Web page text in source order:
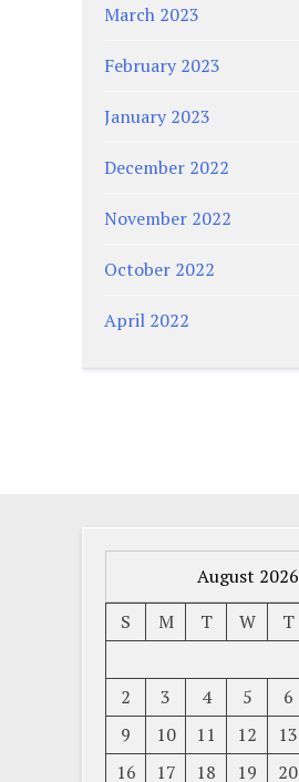
March 2023
February 2023
January 2023
December 2022
November 2022
October 2022
April 2022
August 2026
S
M T W T
2
3 4 5 6
9
10 11 12 13
16
17 18 19 20